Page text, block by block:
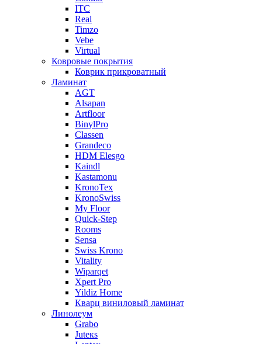
ITC
Real
Timzo
Vebe
Virtual
Ковровые покрытия
Коврик прикроватный
Ламинат
AGT
Alsapan
Artfloor
BinylPro
Classen
Grandeco
HDM Elesgo
Kaindl
Kastamonu
KronoTex
KronoSwiss
My Floor
Quick-Step
Rooms
Sensa
Swiss Krono
Vitality
Wiparqet
Xpert Pro
Yildiz Home
Кварц виниловый ламинат
Линолеум
Grabo
Juteкs